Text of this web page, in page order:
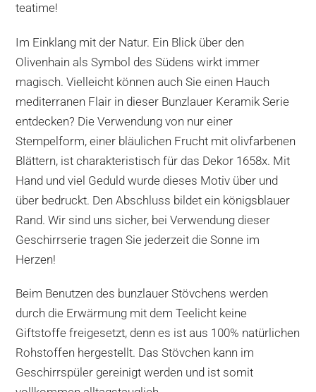
teatime!
Im Einklang mit der Natur. Ein Blick über den
Olivenhain als Symbol des Südens wirkt immer
magisch. Vielleicht können auch Sie einen Hauch
mediterranen Flair in dieser Bunzlauer Keramik Serie
entdecken? Die Verwendung von nur einer
Stempelform, einer bläulichen Frucht mit olivfarbenen
Blättern, ist charakteristisch für das Dekor 1658x. Mit
Hand und viel Geduld wurde dieses Motiv über und
über bedruckt. Den Abschluss bildet ein königsblauer
Rand. Wir sind uns sicher, bei Verwendung dieser
Geschirrserie tragen Sie jederzeit die Sonne im
Herzen!
Beim Benutzen des bunzlauer Stövchens werden
durch die Erwärmung mit dem Teelicht keine
Giftstoffe freigesetzt, denn es ist aus 100% natürlichen
Rohstoffen hergestellt. Das Stövchen kann im
Geschirrspüler gereinigt werden und ist somit